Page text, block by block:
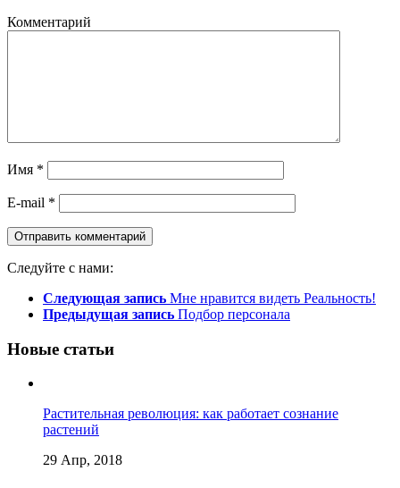
Комментарий
Имя *
E-mail *
Следуйте с нами:
Следующая запись Мне нравится видеть Реальность!
Предыдущая запись Подбор персонала
Новые статьи
Растительная революция: как работает сознание
растений
29 Апр, 2018